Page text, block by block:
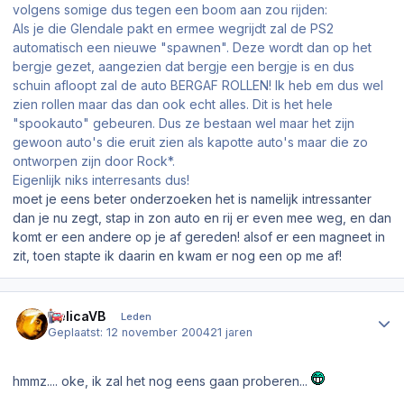
volgens somige dus tegen een boom aan zou rijden:
Als je die Glendale pakt en ermee wegrijdt zal de PS2
automatisch een nieuwe "spawnen". Deze wordt dan op het
bergje gezet, aangezien dat bergje een bergje is en dus
schuin afloopt zal de auto BERGAF ROLLEN! Ik heb em dus wel
zien rollen maar das dan ook echt alles. Dit is het hele
"spookauto" gebeuren. Dus ze bestaan wel maar het zijn
gewoon auto's die eruit zien als kapotte auto's maar die zo
ontworpen zijn door Rock*.
Eigenlijk niks interresants dus!
moet je eens beter onderzoeken het is namelijk intressanter
dan je nu zegt, stap in zon auto en rij er even mee weg, en dan
komt er een andere op je af gereden! alsof er een magneet in
zit, toen stapte ik daarin en kwam er nog een op me af!
CelicaVB Leden
Geplaatst:12 november 200421 jaren
hmmz.... oke, ik zal het nog eens gaan proberen...